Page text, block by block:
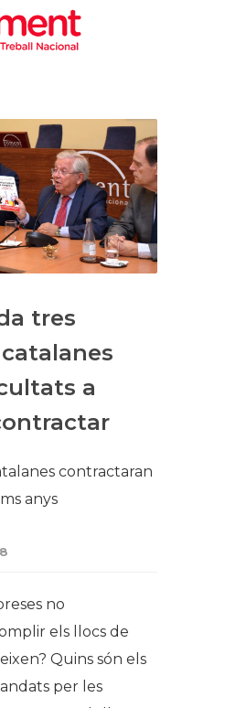
tres
a
contractaran
anys
no
els llocs de
Quins són els
per les